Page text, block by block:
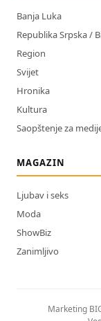
Banja Luka
Republika Srpska /
Region
Svijet
Hronika
Kultura
Saopštenje za
MAGAZIN
Ljubav i seks
Moda
ShowBiz
Zanimljivo
Marketing